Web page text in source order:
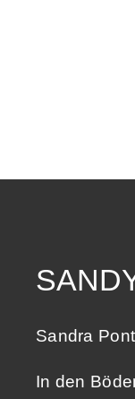
Sandra
In den